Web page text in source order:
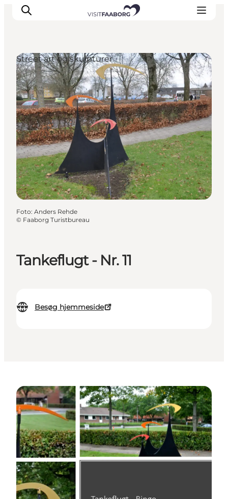
Overnatning
Spisesteder
Oplevelser
Øhop
Outdoor
Det sker
Tankeflugt - Nr. 11
Besøg hjemmeside
Street art og skulpturer
Foto: Anders Rehde
© Faaborg Turistbureau